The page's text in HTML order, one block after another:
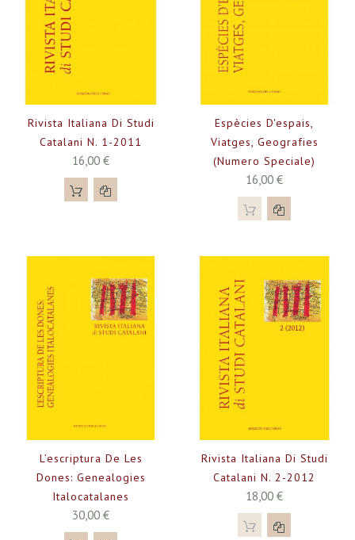
Rivista Italiana Di Studi
Catalani N. 1-2011
16,00 €
Espècies D'espais,
Viatges, Geografies
(Numero Speciale)
16,00 €
L’escriptura De Les
Dones: Genealogies
Italocatalanes
30,00 €
Rivista Italiana Di Studi
Catalani N. 2-2012
18,00 €